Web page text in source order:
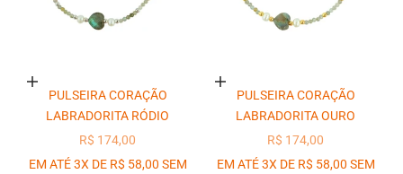
Adicionar ao carrinho
PULSEIRA CORAÇÃO
LABRADORITA RÓDIO
PREÇO PROMOCIONAL
R$ 174,00
EM ATÉ 3X DE R$ 58,00 SEM
Adicionar ao carrinho
PULSEIRA CORAÇÃO
LABRADORITA OURO
PREÇO PROMOCIONAL
R$ 174,00
EM ATÉ 3X DE R$ 58,00 SEM